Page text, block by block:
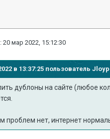
20 мар 2022, 15:12:30
в 13:37:25 пользователь
дублоны на сайте (любое
проблем нет, интернет